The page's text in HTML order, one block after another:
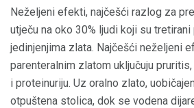
Neželjeni efekti, najčešći razlog za
utječu na oko 30% ljudi koji su tretirani
jedinjenjima zlata. Najčešći neželjeni
parenteralnim zlatom uključuju
i proteinuriju. Uz oralno zlato,
otpuštena stolica, dok se vodena